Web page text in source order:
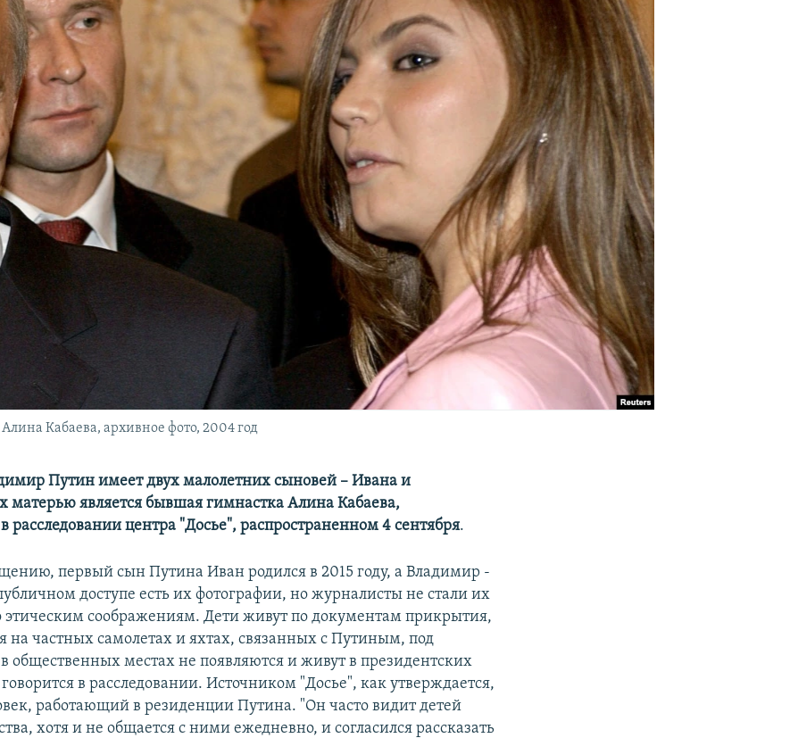
Кабаева, архивное фото, 2004 год
Путин имеет двух малолетних сыновей – Ивана и
матерью является бывшая гимнастка Алина Кабаева,
расследовании центра "Досье", распространенном 4 сентября.
первый сын Путина Иван родился в 2015 году, а Владимир -
доступе есть их фотографии, но журналисты не стали их
этическим соображениям. Дети живут по документам прикрытия,
на частных самолетах и яхтах, связанных с Путиным, под
общественных местах не появляются и живут в президентских
в расследовании. Источником "Досье", как утверждается,
работающий в резиденции Путина. "Он часто видит детей
хотя и не общается с ними ежедневно, и согласился рассказать